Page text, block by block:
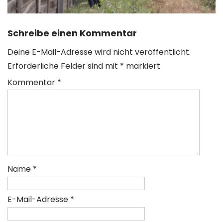
Schreibe einen Kommentar
Deine E-Mail-Adresse wird nicht veröffentlicht.
Erforderliche Felder sind mit * markiert
Kommentar *
Name *
E-Mail-Adresse *